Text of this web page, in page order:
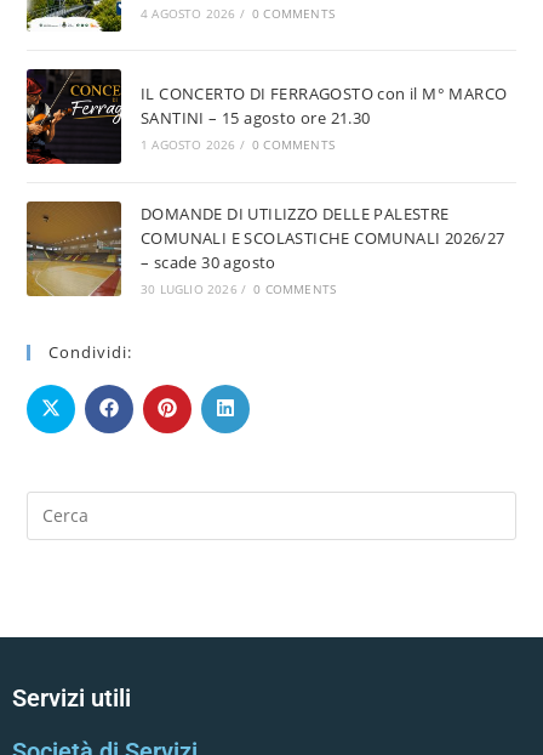
4 AGOSTO 2026 / 0 COMMENTS
IL CONCERTO DI FERRAGOSTO con il M° MARCO
SANTINI – 15 agosto ore 21.30
1 AGOSTO 2026 / 0 COMMENTS
DOMANDE DI UTILIZZO DELLE PALESTRE
COMUNALI E SCOLASTICHE COMUNALI 2026/27
– scade 30 agosto
30 LUGLIO 2026 / 0 COMMENTS
Condividi:
Servizi utili